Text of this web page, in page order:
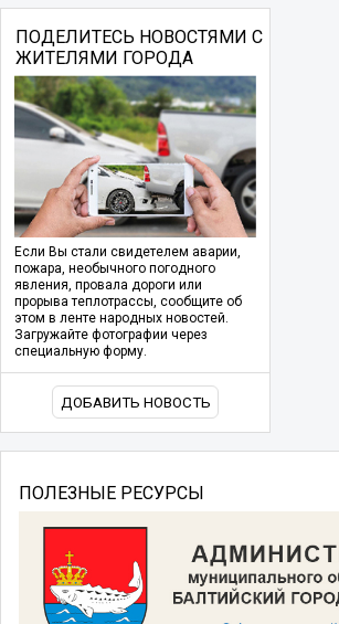
ПОДЕЛИТЕСЬ НОВОСТЯМИ С
ЖИТЕЛЯМИ ГОРОДА
Если Вы стали свидетелем аварии,
пожара, необычного погодного
явления, провала дороги или
прорыва теплотрассы, сообщите об
этом в ленте народных новостей.
Загружайте фотографии через
специальную форму.
ДОБАВИТЬ НОВОСТЬ
ПОЛЕЗНЫЕ РЕСУРСЫ